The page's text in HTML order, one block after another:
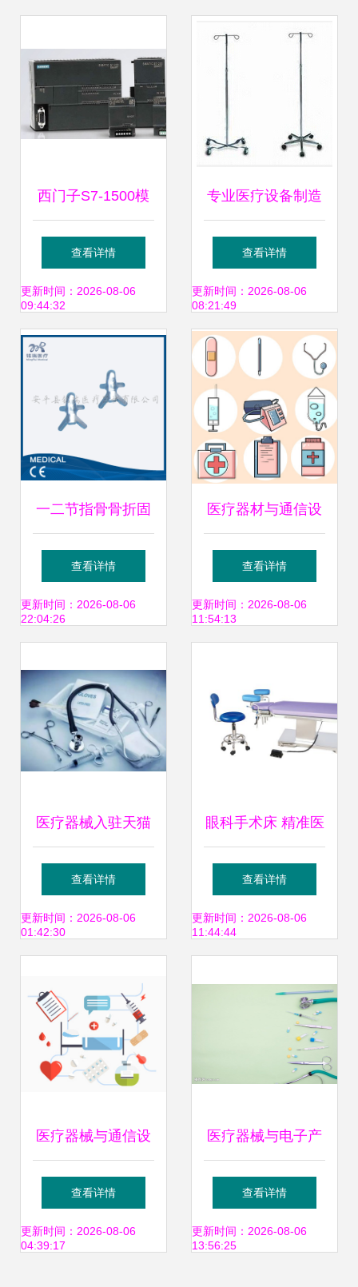
西门子S7-1500模
块代理 以
6ES7522-5FF00-
0AB0为例的专业解
读
查看详情
更新时间：2026-08-06
09:44:32
专业医疗设备制造
商 河南省瑞丰医疗
器械公司及天轨输
液架产品介绍
查看详情
更新时间：2026-08-06
08:21:49
一二节指骨骨折固
定器械 生产厂家、
招商电话、价格、
查看详情
更新时间：2026-08-06
22:04:26
医疗器材与通信设
备图标素材下载指
南 PSD格式与高清
查看详情
更新时间：2026-08-06
11:54:13
医疗器械入驻天猫
商城 资质、流程与
核心要求全解析
查看详情
更新时间：2026-08-06
01:42:30
眼科手术床 精准医
疗的坚实支撑
查看详情
更新时间：2026-08-06
11:44:44
医疗器械与通信设
备 数字化医疗时代
的技术融合
查看详情
更新时间：2026-08-06
04:39:17
医疗器械与电子产
品的融合 智能健康
新时代
查看详情
更新时间：2026-08-06
13:56:25